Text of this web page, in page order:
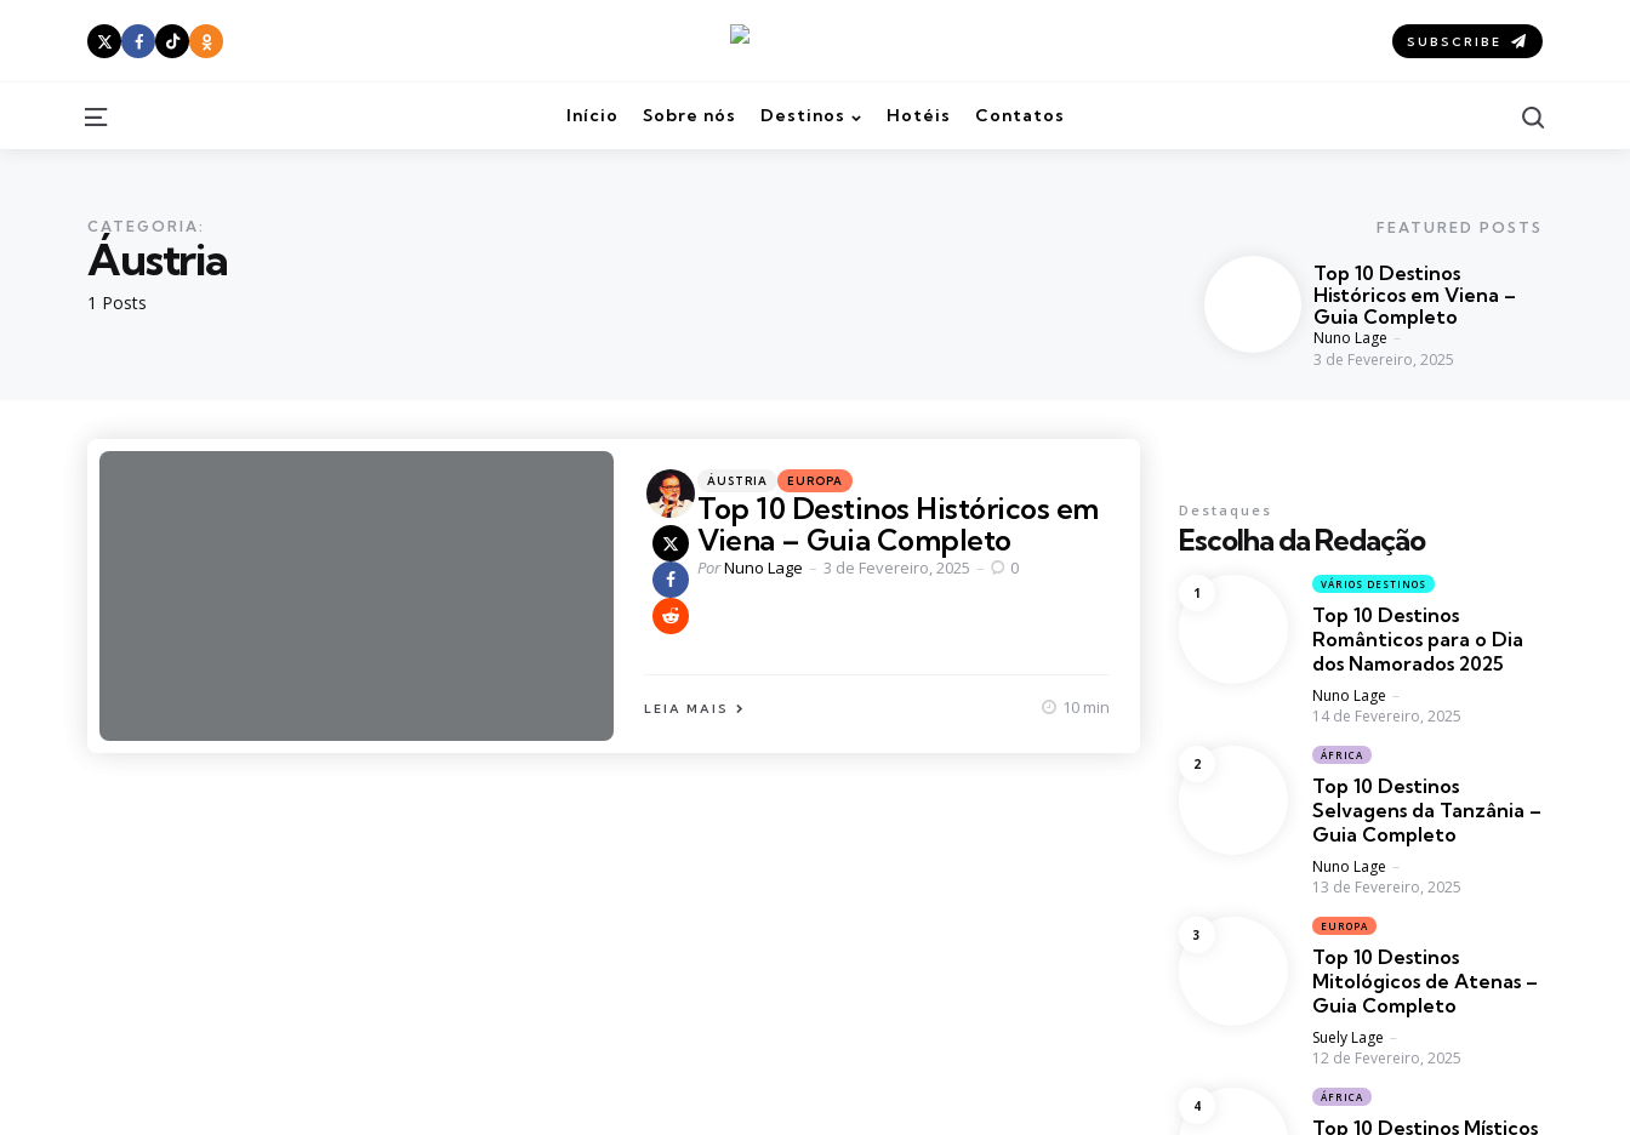
SUBSCRIBE
Menu Início Sobre nós Destinos Hotéis Contatos
1 Posts
CATEGORIA:
Áustria
FEATURED POSTS
Top 10 Destinos
Históricos em Viena –
Guia Completo
Posted
Nuno Lage
3 de Fevereiro, 2025
Categories
Posted
in
ÁUSTRIA EUROPA
Top 10 Destinos Históricos em
Viena – Guia Completo
Posted
PorNuno Lage 3 de Fevereiro, 2025 0
LEIA MAIS 10 min
Escolha da Redação
Destaques
VÁRIOS DESTINOS
Top 10 Destinos
Românticos para o Dia
dos Namorados 2025
Posted
Nuno Lage
14 de Fevereiro, 2025
ÁFRICA
Top 10 Destinos
Selvagens da Tanzânia –
Guia Completo
Posted
Nuno Lage
13 de Fevereiro, 2025
EUROPA
Top 10 Destinos
Mitológicos de Atenas –
Guia Completo
Posted
Suely Lage
12 de Fevereiro, 2025
ÁFRICA
Top 10 Destinos Místicos